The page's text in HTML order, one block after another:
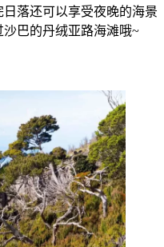
落还可以享受夜晚的海景
巴的丹绒亚路海滩哦~